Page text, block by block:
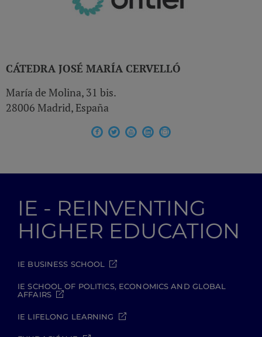
CÁTEDRA JOSÉ MARÍA CERVELLÓ
María de Molina, 31 bis.
28006 Madrid, España
IE - REINVENTING
HIGHER EDUCATION
IE BUSINESS SCHOOL
IE SCHOOL OF POLITICS, ECONOMICS AND GLOBAL
AFFAIRS
IE LIFELONG LEARNING